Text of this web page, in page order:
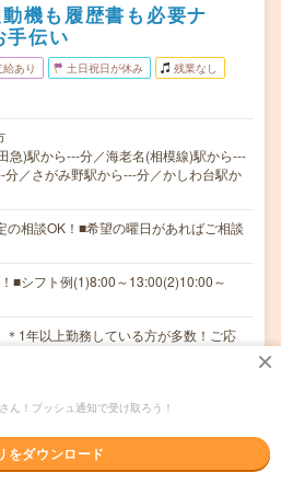
機も履歴書も必要ナ
手伝い
あり 土日祝日が休み 残業なし
急)駅から---分／海老名(相模線)駅から---
分／さがみ野駅から---分／かしわ台駅か
の相談OK！■希望の曜日があればご相談
■シフト例(1)8:00～13:00(2)10:00～
＊1年以上勤務している方が多数！ご応
給1500円～ ■週払いOK ■扶養内OK
ん！プッシュ通知で受け取ろう！
をダウンロード